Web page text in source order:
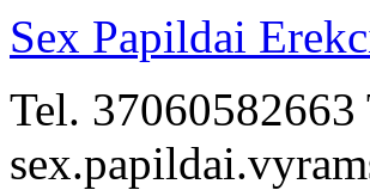
Sex Papildai
Tel.